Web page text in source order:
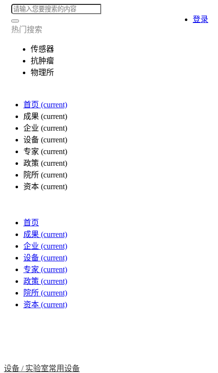
热门搜索
传感器
抗肿瘤
物理所
首页 (current)
成果 (current)
企业 (current)
设备 (current)
专家 (current)
政策 (current)
院所 (current)
资本 (current)
登录
首页
成果 (current)
企业 (current)
设备 (current)
专家 (current)
政策 (current)
院所 (current)
资本 (current)
设备 / 实验室常用设备